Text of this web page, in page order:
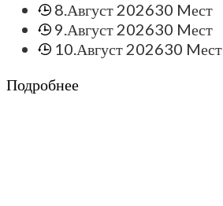
8.Август 202630 Mест
9.Август 202630 Mест
10.Август 202630 Mест
Подробнее